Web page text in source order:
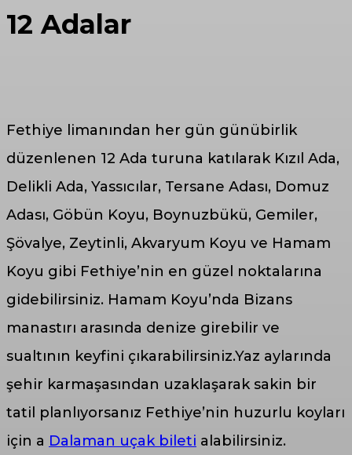
12 Adalar
Fethiye limanından her gün günübirlik
düzenlenen 12 Ada turuna katılarak Kızıl Ada,
Delikli Ada, Yassıcılar, Tersane Adası, Domuz
Adası, Göbün Koyu, Boynuzbükü, Gemiler,
Şövalye, Zeytinli, Akvaryum Koyu ve Hamam
Koyu gibi Fethiye’nin en güzel noktalarına
gidebilirsiniz. Hamam Koyu’nda Bizans
manastırı arasında denize girebilir ve
sualtının keyfini çıkarabilirsiniz.Yaz aylarında
şehir karmaşasından uzaklaşarak sakin bir
tatil planlıyorsanız Fethiye’nin huzurlu koyları
için a Dalaman uçak bileti alabilirsiniz.